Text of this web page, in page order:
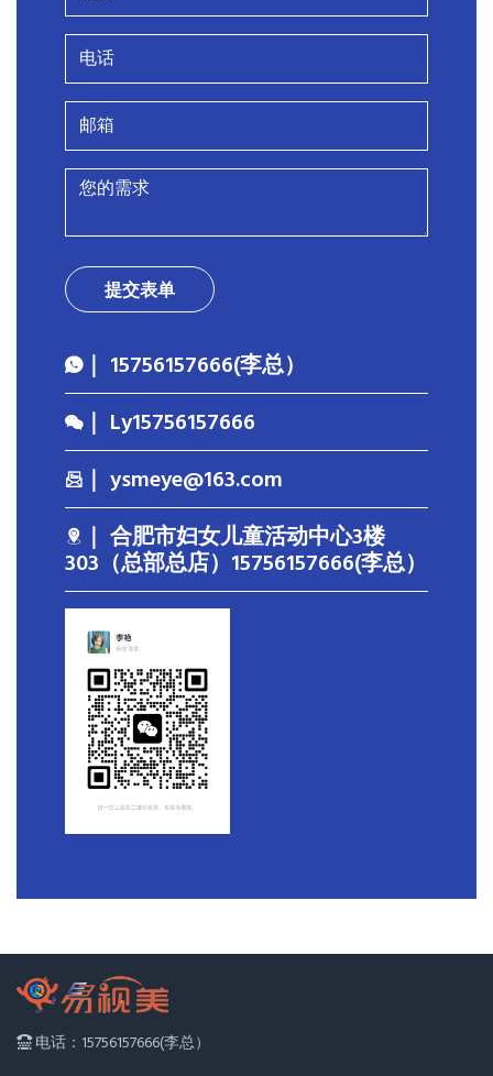
提交表单
｜ 15756157666(李总）
｜ Ly15756157666
｜ ysmeye@163.com
｜ 合肥市妇女儿童活动中心3楼
303（总部总店）15756157666(李总）
电话：15756157666(李总）